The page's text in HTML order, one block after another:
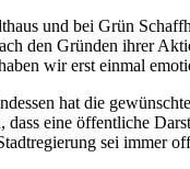
und bei Grün
den Gründen ihrer
wir erst einmal
hat die
eine öffentliche
sei immer